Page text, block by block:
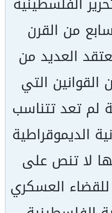
من القرن
العديد من
القوانين التي
لم تعد تتناسب
الديموقراطية
لا تنص على
العسكري